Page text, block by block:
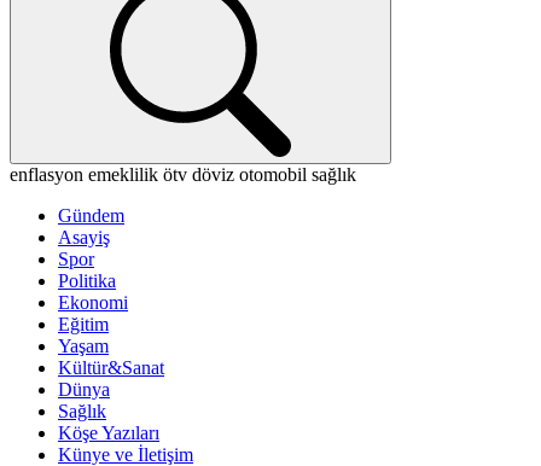
enflasyon emeklilik ötv döviz otomobil sağlık
Gündem
Asayiş
Spor
Politika
Ekonomi
Eğitim
Yaşam
Kültür&Sanat
Dünya
Sağlık
Köşe Yazıları
Künye ve İletişim